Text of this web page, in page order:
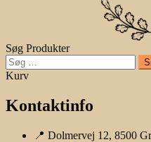
Søg Produkter
Søg
efter:
Kurv
Kontaktinfo
📍 Dolmervej 12, 8500